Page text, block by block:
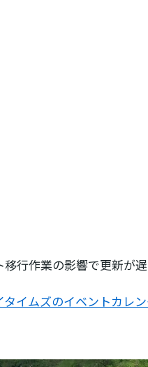
移行作業の影響で更新が
タイムズのイベントカレ